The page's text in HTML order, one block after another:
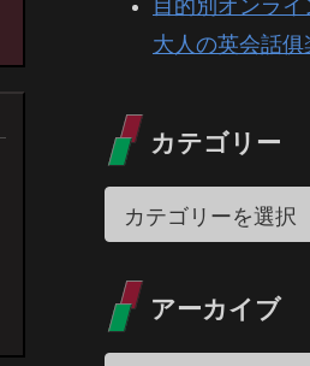
目的別オンライ
大人の英会話
カテゴリー
アーカイブ